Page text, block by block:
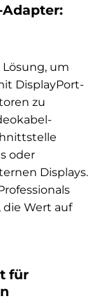
Adapter:
Lösung, um
DisplayPort-
zu
oder
Displays.
Wert auf
für